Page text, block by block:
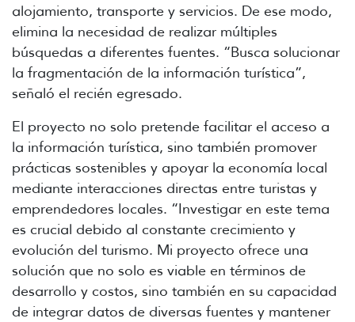
alojamiento, transporte y servicios. De ese modo,
elimina la necesidad de realizar múltiples
búsquedas a diferentes fuentes. “Busca solucionar
la fragmentación de la información turística”,
señaló el recién egresado.
El proyecto no solo pretende facilitar el acceso a
la información turística, sino también promover
prácticas sostenibles y apoyar la economía local
mediante interacciones directas entre turistas y
emprendedores locales. “Investigar en este tema
es crucial debido al constante crecimiento y
evolución del turismo. Mi proyecto ofrece una
solución que no solo es viable en términos de
desarrollo y costos, sino también en su capacidad
de integrar datos de diversas fuentes y mantener